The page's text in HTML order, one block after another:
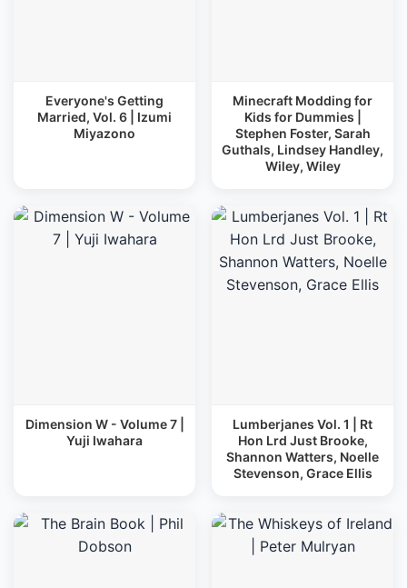
Everyone's Getting
Married, Vol. 6 | Izumi
Miyazono
Minecraft Modding for
Kids for Dummies |
Stephen Foster, Sarah
Guthals, Lindsey Handley,
Wiley, Wiley
Dimension W - Volume 7 |
Yuji Iwahara
Lumberjanes Vol. 1 | Rt
Hon Lrd Just Brooke,
Shannon Watters, Noelle
Stevenson, Grace Ellis